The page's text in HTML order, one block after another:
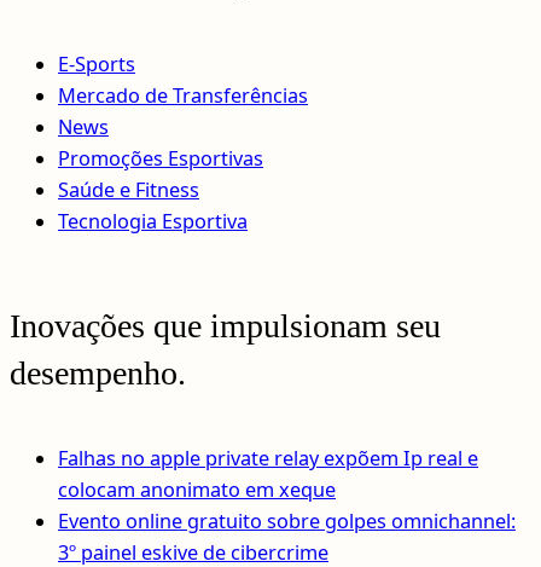
E-Sports
Mercado de Transferências
News
Promoções Esportivas
Saúde e Fitness
Tecnologia Esportiva
Inovações que impulsionam seu
desempenho.
Falhas no apple private relay expõem Ip real e
colocam anonimato em xeque
Evento online gratuito sobre golpes omnichannel:
3º painel eskive de cibercrime